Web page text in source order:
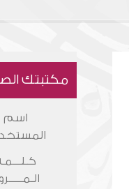
مكتبتك
اسم